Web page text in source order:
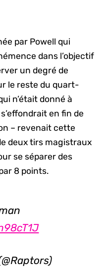
par Powell qui
dans l’objectif
un degré de
le reste du quart-
n’était donné à
en fin de
– revenait cette
deux tirs magistraux
se séparer des
8 points.